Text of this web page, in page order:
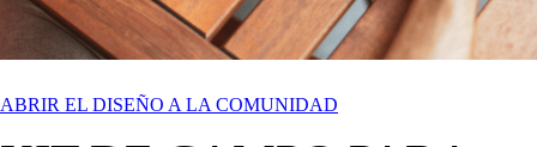
ABRIR EL DISEÑO A LA COMUNIDAD